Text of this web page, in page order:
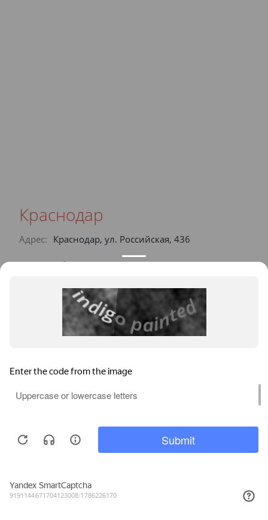
Краснодар
Адрес: Краснодар, ул. Российская, 436
Режим работы: пн-вс: 10:00-19:00
Телефоны: +7 961 510 26 61
СВЯЗАТЬСЯ С НАМИ
Офис Kaleva на карте
Мы используем файлы cookie, метрические программы и системы
ПРИНЯТЬ